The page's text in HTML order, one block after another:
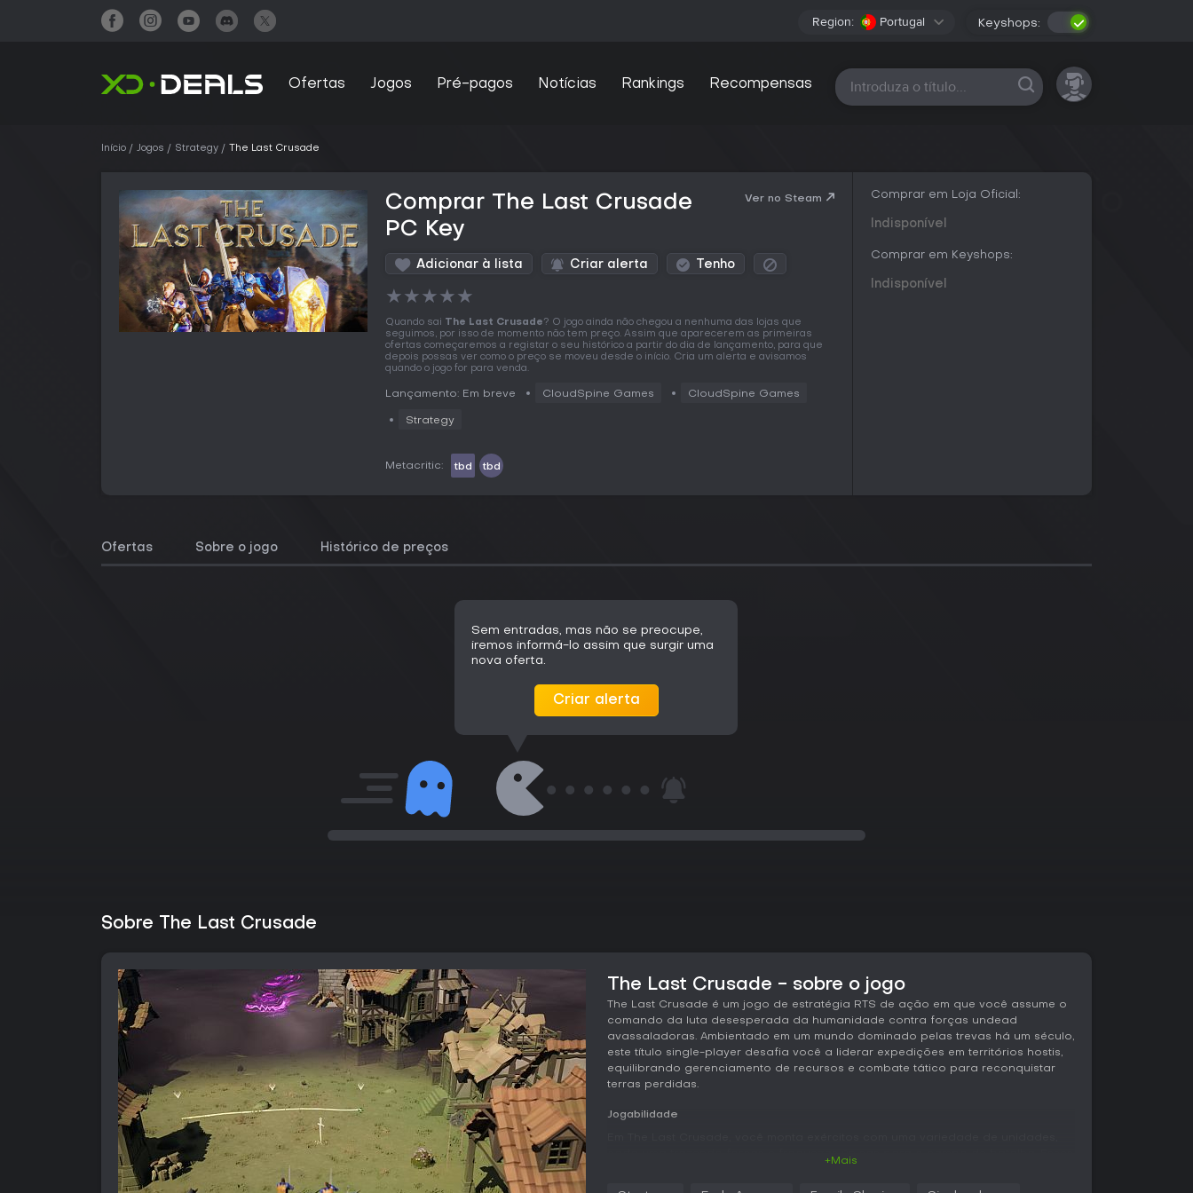
Region: Portugal Keyshops:
Ofertas Jogos Pré-pagos Notícias Rankings Recompensas Todas as plataformas
Início Jogos Strategy The Last Crusade
Comprar The Last Crusade
PC Key
Ver no Steam
Adicionar à lista Criar alerta Tenho
★★★★★
Quando sai The Last Crusade? O jogo ainda não chegou a nenhuma das lojas que
seguimos, por isso de momento não tem preço. Assim que aparecerem as primeiras
ofertas começaremos a registar o seu histórico a partir do dia de lançamento, para que
depois possas ver como o preço se moveu desde o início. Cria um alerta e avisamos
quando o jogo for para venda.
Lançamento: Em breve CloudSpine Games CloudSpine Games
Strategy
Metacritic: tbd tbd
Comprar em Loja Oficial:
Indisponível
Comprar em Keyshops:
Indisponível
Ofertas Sobre o jogo Histórico de preços
Sem entradas, mas não se preocupe,
iremos informá-lo assim que surgir uma
nova oferta.
Criar alerta
Sobre The Last Crusade
The Last Crusade - sobre o jogo
The Last Crusade é um jogo de estratégia RTS de ação em que você assume o
comando da luta desesperada da humanidade contra forças undead
avassaladoras. Ambientado em um mundo dominado pelas trevas há um século,
este título single-player desafia você a liderar expedições em territórios hostis,
equilibrando gerenciamento de recursos e combate tático para reconquistar
terras perdidas.
Jogabilidade
+Mais